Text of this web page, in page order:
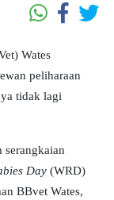
Wates
peliharaan
tidak lagi
serangkaian
Day (WRD)
BBvet Wates,